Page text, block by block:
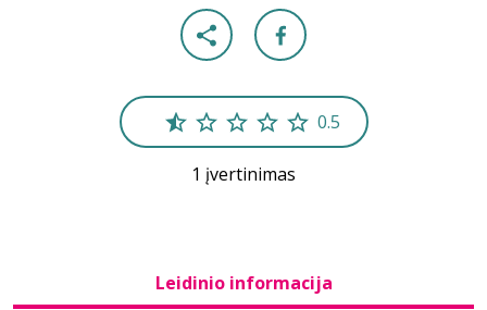
0.5
1 įvertinimas
Leidinio informacija